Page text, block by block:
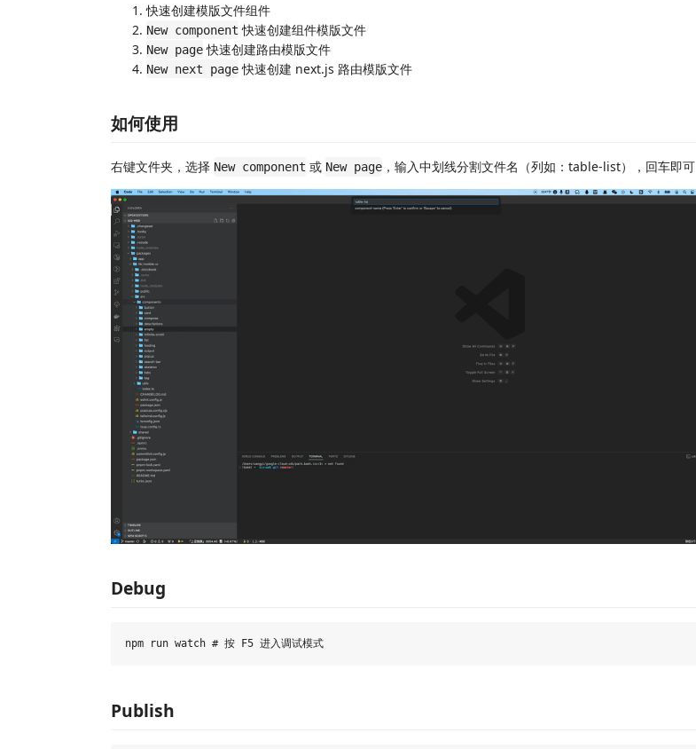
快速创建模版文件组件
New component 快速创建组件模版文件
New page快速创建路由模版文件
New next page快速创建 next.js 路由模版文件
如何使用
右键文件夹，选择 New component 或 New page ，输入中划线分割文件名（列如：table-list），回车即可
Debug
Publish